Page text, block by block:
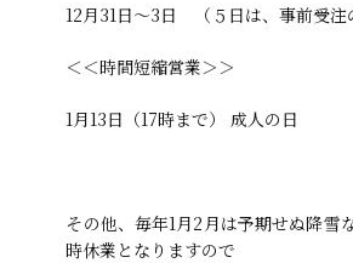
12月31日～3日 （５日は、事前受注
＜＜時間短縮営業＞＞
1月13日（17時まで） 成人の日
その他、毎年1月2月は予期せぬ降雪
時休業となりますので